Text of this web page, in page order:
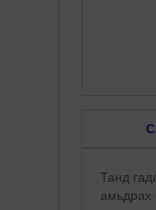
Танд
амьдрах